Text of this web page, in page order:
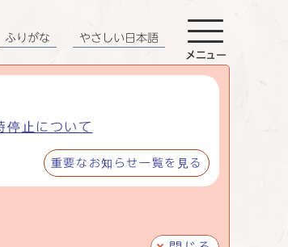
停止について
重要なお知らせ一覧を見る
ふりがな やさしい日本語
メニュー